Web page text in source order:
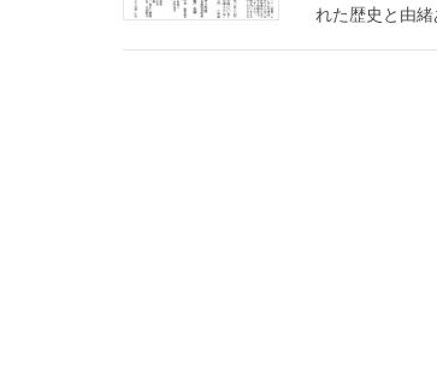
れた歴史と由